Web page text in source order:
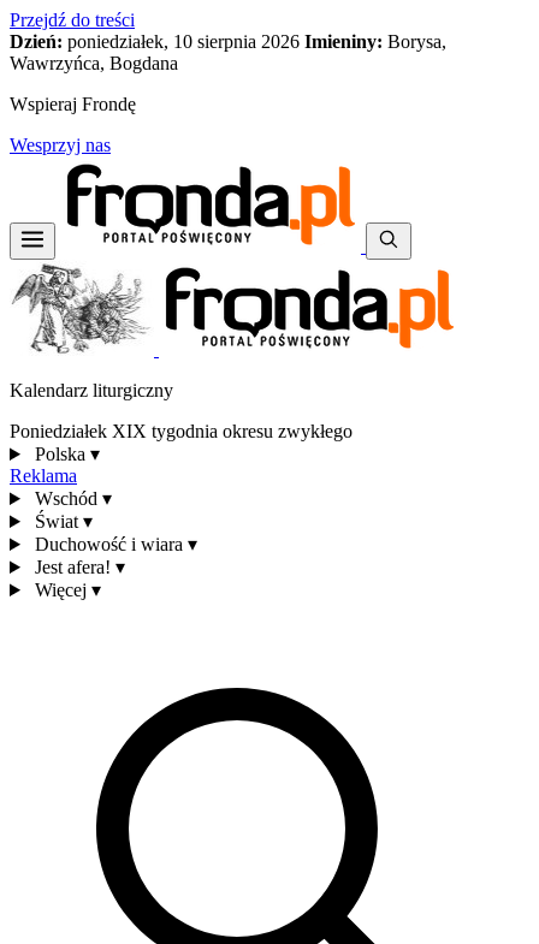
Przejdź do treści
Dzień: poniedziałek, 10 sierpnia 2026 Imieniny: Borysa,
Wawrzyńca, Bogdana
Wspieraj Frondę
Wesprzyj nas
Kalendarz liturgiczny
Poniedziałek XIX tygodnia okresu zwykłego
Polska ▾
Reklama
Wschód ▾
Świat ▾
Duchowość i wiara ▾
Jest afera! ▾
Więcej ▾